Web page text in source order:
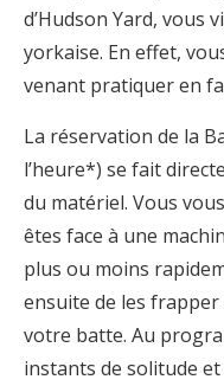
d’Hudson Yard, vous
yorkaise. En effet,
venant pratiquer en
La réservation de la
l’heure*) se fait
du matériel. Vous
êtes face à une
plus ou moins
ensuite de les frapper
votre batte. Au
instants de solitude